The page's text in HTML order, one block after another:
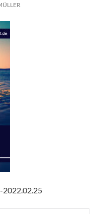
2022.02.25